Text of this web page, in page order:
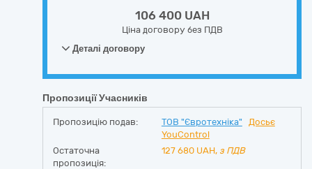
106 400 UAH
Ціна договору без ПДВ
Деталі договору
Пропозиції Учасників
Пропозицію подав: ТОВ "Євротехніка"
Досьє
YouControl
Остаточна
пропозиція:
127 680 UAH, з ПДВ